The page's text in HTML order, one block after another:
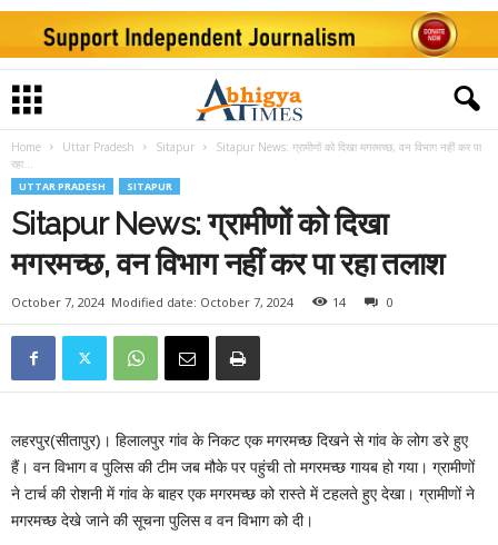
Home Uttar Pradesh Sitapur
Sitapur News: ग्रामीणों को दिखा मगरमच्छ, वन विभाग नहीं कर पा
रहा...
UTTAR PRADESH SITAPUR
Sitapur News: ग्रामीणों को दिखा
मगरमच्छ, वन विभाग नहीं कर पा रहा तलाश
October 7, 2024 Modified date: October 7, 2024 14 0
लहरपुर(सीतापुर)। हिलालपुर गांव के निकट एक मगरमच्छ दिखने से गांव के लोग डरे हुए
हैं। वन विभाग व पुलिस की टीम जब मौके पर पहुंची तो मगरमच्छ गायब हो गया। ग्रामीणों
ने टार्च की रोशनी में गांव के बाहर एक मगरमच्छ को रास्ते में टहलते हुए देखा। ग्रामीणों ने
मगरमच्छ देखे जाने की सूचना पुलिस व वन विभाग को दी।